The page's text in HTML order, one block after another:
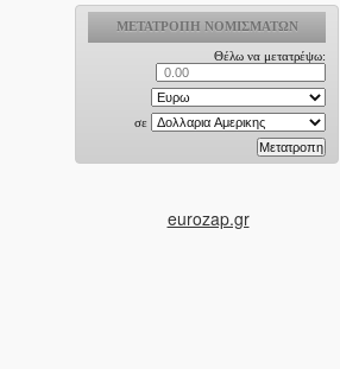
eurozap.gr